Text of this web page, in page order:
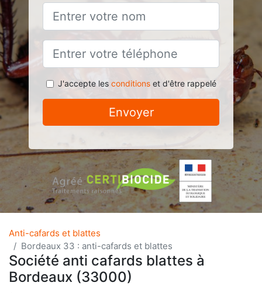
J'accepte les conditionset d'être rappelé
Envoyer
Anti-cafards et blattes
Bordeaux 33 : anti-cafards et blattes
Société anti cafards blattes à
Bordeaux (33000)